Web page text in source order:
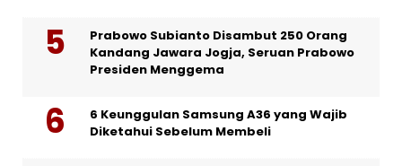
Prabowo Subianto Disambut 250 Orang
Kandang Jawara Jogja, Seruan Prabowo
Presiden Menggema
6 Keunggulan Samsung A36 yang Wajib
Diketahui Sebelum Membeli